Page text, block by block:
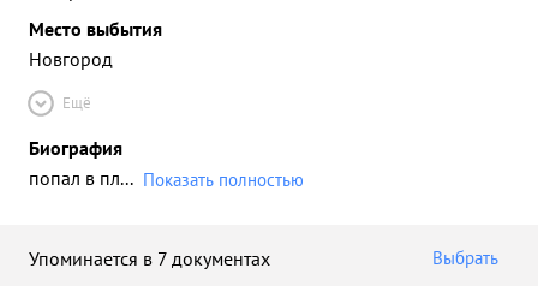
Место выбытия
Новгород
Ещё
Биография
попал в пл... Показать полностью
Упоминается в 7 документах Выбрать